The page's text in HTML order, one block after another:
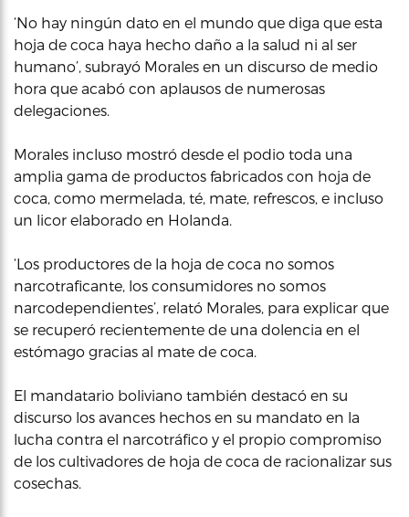
‘No hay ningún dato en el mundo que diga que esta
hoja de coca haya hecho daño a la salud ni al ser
humano’, subrayó Morales en un discurso de medio
hora que acabó con aplausos de numerosas
delegaciones.
Morales incluso mostró desde el podio toda una
amplia gama de productos fabricados con hoja de
coca, como mermelada, té, mate, refrescos, e incluso
un licor elaborado en Holanda.
‘Los productores de la hoja de coca no somos
narcotraficante, los consumidores no somos
narcodependientes’, relató Morales, para explicar que
se recuperó recientemente de una dolencia en el
estómago gracias al mate de coca.
El mandatario boliviano también destacó en su
discurso los avances hechos en su mandato en la
lucha contra el narcotráfico y el propio compromiso
de los cultivadores de hoja de coca de racionalizar sus
cosechas.